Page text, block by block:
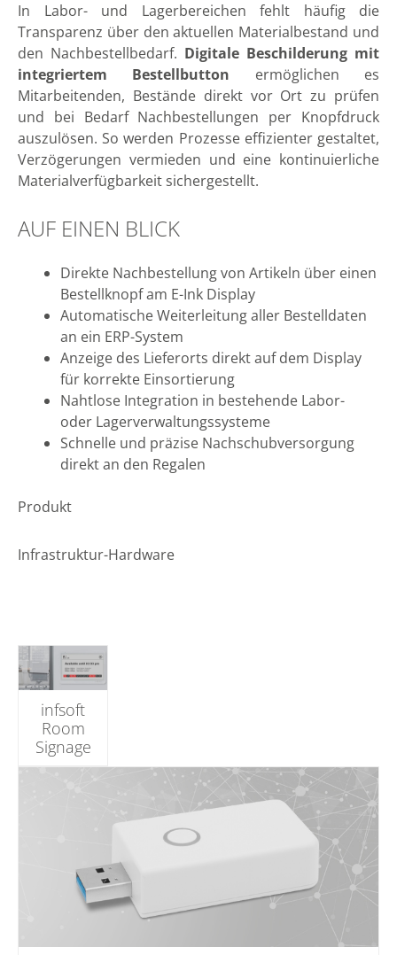
In Labor- und Lagerbereichen fehlt häufig die
Transparenz über den aktuellen Materialbestand und
den Nachbestellbedarf. Digitale Beschilderung mit
integriertem Bestellbutton ermöglichen es
Mitarbeitenden, Bestände direkt vor Ort zu prüfen
und bei Bedarf Nachbestellungen per Knopfdruck
auszulösen. So werden Prozesse effizienter gestaltet,
Verzögerungen vermieden und eine kontinuierliche
Materialverfügbarkeit sichergestellt.
AUF EINEN BLICK
Direkte Nachbestellung von Artikeln über einen
Bestellknopf am E-Ink Display
Automatische Weiterleitung aller Bestelldaten
an ein ERP-System
Anzeige des Lieferorts direkt auf dem Display
für korrekte Einsortierung
Nahtlose Integration in bestehende Labor-
oder Lagerverwaltungssysteme
Schnelle und präzise Nachschubversorgung
direkt an den Regalen
Produkt
Infrastruktur-Hardware
infsoft
Room
Signage